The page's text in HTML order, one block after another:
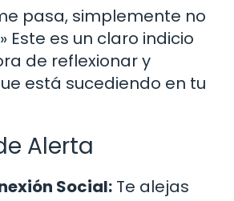
pasa, simplemente no
Este es un claro indicio
de reflexionar y
está sucediendo en tu
Alerta
Social: Te alejas